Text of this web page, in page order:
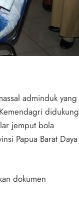
adminduk yang
didukung
jemput bola
Papua Barat Daya
dokumen